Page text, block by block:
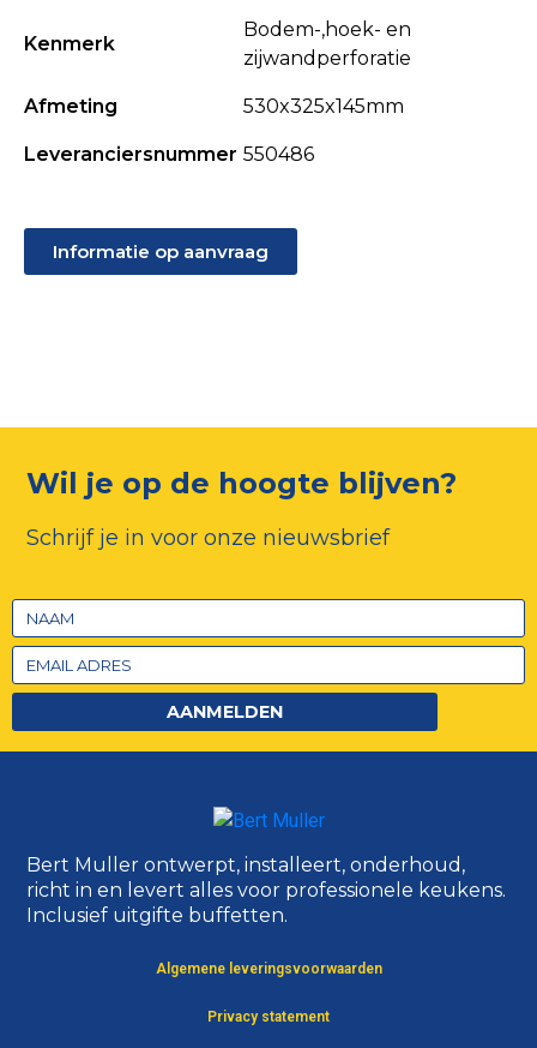
Kenmerk
Bodem-,hoek- en
zijwandperforatie
Afmeting 530x325x145mm
Leveranciersnummer 550486
Informatie op aanvraag
Wil je op de hoogte blijven?
Schrijf je in voor onze nieuwsbrief
AANMELDEN
Bert Muller ontwerpt, installeert, onderhoud,
richt in en levert alles voor professionele keukens.
Inclusief uitgifte buffetten.
Algemene leveringsvoorwaarden
Privacy statement